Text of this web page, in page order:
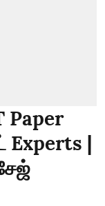
Paper
Experts |